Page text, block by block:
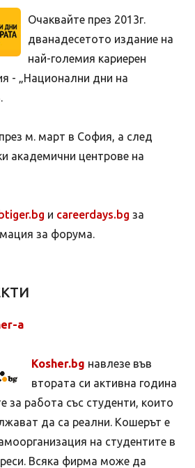
Очаквайте през 2013г.
двaнадесетото издание на
най-големия кариерен
- „Национални дни на
м. март в София, а след
академични центрове на
и careerdays.bg за
за форума.
а
Kosher.bg навлезе във
втората си активна година
за работа със студенти, които
да са реални. Кошерът е
на студентите в
Всяка фирма може да